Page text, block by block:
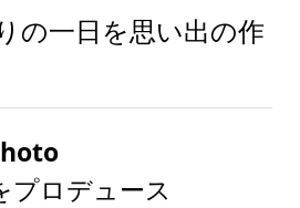
の一日を思い出の作
プロデュース